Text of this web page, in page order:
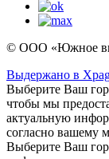
© ООО «Южное
Выдержано в
Выберите Ваш
чтобы мы
актуальную
согласно вашему
Выберите Ваш